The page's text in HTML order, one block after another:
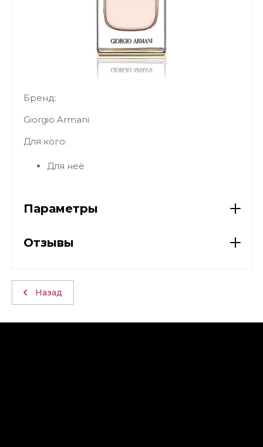
Бренд:
Giorgio Armani
Для кого:
Для неё
Параметры
Отзывы
Назад